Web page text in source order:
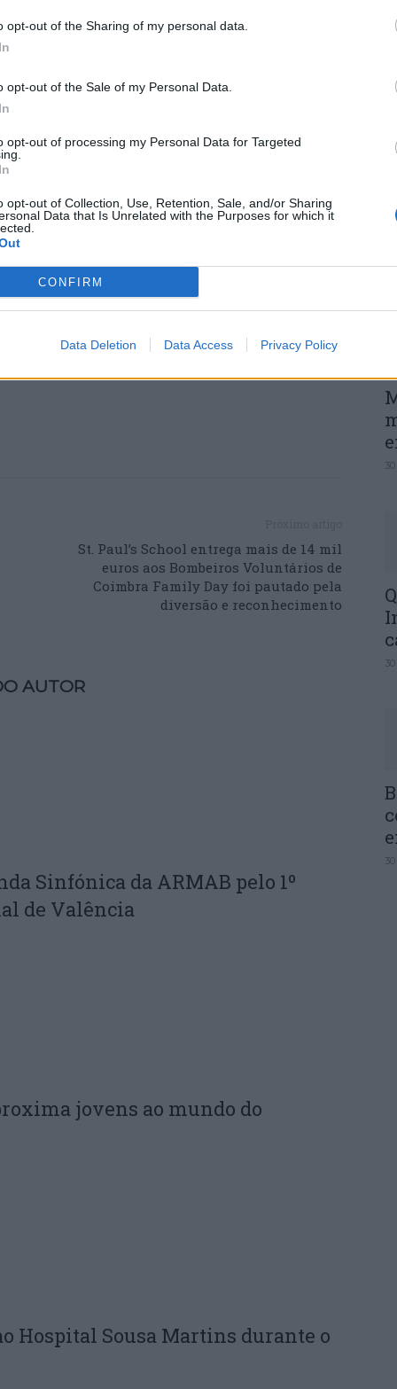
opt-out of the Sharing of my personal data.
opt-out of the Sale of my Personal Data.
opt-out of processing my Personal Data for Targeted
opt-out of Collection, Use, Retention, Sale, and/or Sharing
Data that Is Unrelated with the Purposes for which it
CONFIRM
Data Deletion Data Access Privacy Policy
das armadilhas, o SMPC tem vindo a
a neutralização de ninhos de vespa
ano 92 ninhos.
fundamental. Por isso, as armadilhas não
danificadas.
o formulário online disponível
e identificar a sua localização. A
o SMPC.
index.php/avisos/item/7916-
St. Paul’s School entrega mais de 14 mil
euros aos Bombeiros Voluntários de
Coimbra Family Day foi pautado pela
diversão e reconhecimento
AUTOR
Sinfónica da ARMAB pelo 1º
de Valência
jovens ao mundo do
Hospital Sousa Martins durante o
30